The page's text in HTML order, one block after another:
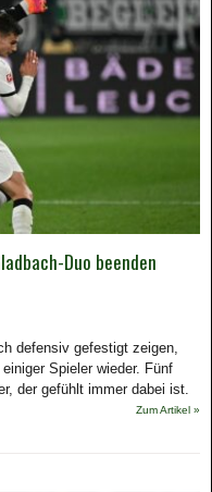
Duo beenden
defensiv gefestigt zeigen,
Spieler wieder. Fünf
der gefühlt immer dabei ist.
Zum Artikel »